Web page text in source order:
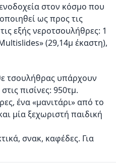
στον κόσμο που
ως προς τις
εξής νεροτσουλήθρες: 1
(29,14μ έκαστη),
τσουλήθρας υπάρχουν
πισίνες: 950τμ.
ένα «μανιτάρι» από το
μία ξεχωριστή παιδική
σνακ, καφέδες. Για